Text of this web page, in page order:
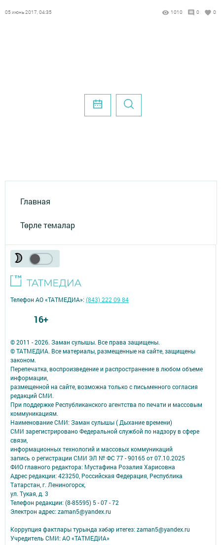
05 июнь 2017, 04:35 1010 0 0
Главная
Төрле темалар
© 2011 - 2026. Заман сулышы. Все права защищены.
© ТАТМЕДИА. Все материалы, размещенные на сайте, защищены
законом.
Перепечатка, воспроизведение и распространение в любом объеме
информации,
размещенной на сайте, возможна только с письменного согласия
редакций СМИ.
При поддержке Республиканского агентства по печати и массовым
коммуникациям.
Наименование СМИ: Заман сулышы ( Дыхание времени)
СМИ зарегистрировано Федеральной службой по надзору в сфере
связи,
информационных технологий и массовых коммуникаций
запись о регистрации СМИ ЭЛ № ФС 77 - 90165 от 07.10.2025
ФИО главного редактора: Мустафина Розалия Харисовна
Адрес редакции: 423250, Российская Федерация, Республика
Татарстан, г. Лениногорск,
ул. Тукая, д. 3
Телефон редакции: (8-85595) 5 - 07 - 72
Электрон адрес: zaman5@yandex.ru
Коррупция фактлары турында хәбәр итегез: zaman5@yandex.ru
Учредитель СМИ: АО «ТАТМЕДИА»
Телефон АО «ТАТМЕДИА»:(843) 222 09 84
16+